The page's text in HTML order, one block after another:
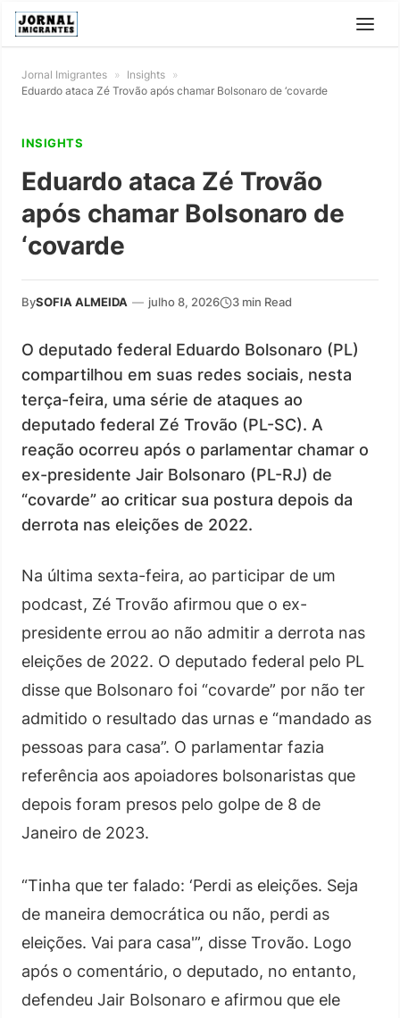
Jornal Imigrantes » Insights »
Eduardo ataca Zé Trovão após chamar Bolsonaro de ‘covarde
INSIGHTS
Eduardo ataca Zé Trovão
após chamar Bolsonaro de
‘covarde
BySOFIA ALMEIDA — julho 8, 2026 3 min Read
O deputado federal Eduardo Bolsonaro (PL)
compartilhou em suas redes sociais, nesta
terça-feira, uma série de ataques ao
deputado federal Zé Trovão (PL-SC). A
reação ocorreu após o parlamentar chamar o
ex-presidente Jair Bolsonaro (PL-RJ) de
“covarde” ao criticar sua postura depois da
derrota nas eleições de 2022.
Na última sexta-feira, ao participar de um
podcast, Zé Trovão afirmou que o ex-
presidente errou ao não admitir a derrota nas
eleições de 2022. O deputado federal pelo PL
disse que Bolsonaro foi “covarde” por não ter
admitido o resultado das urnas e “mandado as
pessoas para casa”. O parlamentar fazia
referência aos apoiadores bolsonaristas que
depois foram presos pelo golpe de 8 de
Janeiro de 2023.
“Tinha que ter falado: ‘Perdi as eleições. Seja
de maneira democrática ou não, perdi as
eleições. Vai para casa'”, disse Trovão. Logo
após o comentário, o deputado, no entanto,
defendeu Jair Bolsonaro e afirmou que ele